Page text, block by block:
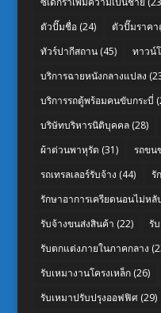
ตัวปั๊มชื่อ(24) ตัวปั๊มราคา
ทัวร์ปากีสถาน(45) ทาวน์
บริการฉายหนังกลางแปลง
บริการรถตู้พร้อมคนขับกระบี่
บริษัทบริหารนิติบุคคล(28)
ผ้าต่วนพาหุรัด (31) รถขน
รถเทรลเลอร์รับจ้าง (44) รั
รักษาอาการเครียดนอนไม่หลั
รับจ้างขนส่งสินค้า (22) รั
รับตกแต่งภายในภาคกลาง
รับเหมางานโครงเหล็ก(26)
รับเหมาปรับปรุงออฟฟิศ(29)